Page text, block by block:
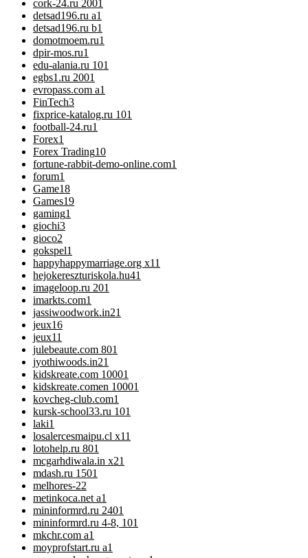
cork-24.ru 2001
detsad196.ru a1
detsad196.ru b1
domotmoem.ru1
dpir-mos.ru1
edu-alania.ru 101
egbs1.ru 2001
evropass.com a1
FinTech3
fixprice-katalog.ru 101
football-24.ru1
Forex1
Forex Trading10
fortune-rabbit-demo-online.com1
forum1
Game18
Games19
gaming1
giochi3
gioco2
gokspel1
happyhappymarriage.org x11
hejokereszturiskola.hu41
imageloop.ru 201
imarkts.com1
jassiwoodwork.in21
jeux16
jeux11
julebeaute.com 801
jyothiwoods.in21
kidskreate.com 10001
kidskreate.comen 10001
kovcheg-club.com1
kursk-school33.ru 101
laki1
losalercesmaipu.cl x11
lotohelp.ru 801
mcgarhdiwala.in x21
mdash.ru 1501
melhores-22
metinkoca.net a1
mininformrd.ru 2401
mininformrd.ru 4-8, 101
mkchr.com a1
moyprofstart.ru a1